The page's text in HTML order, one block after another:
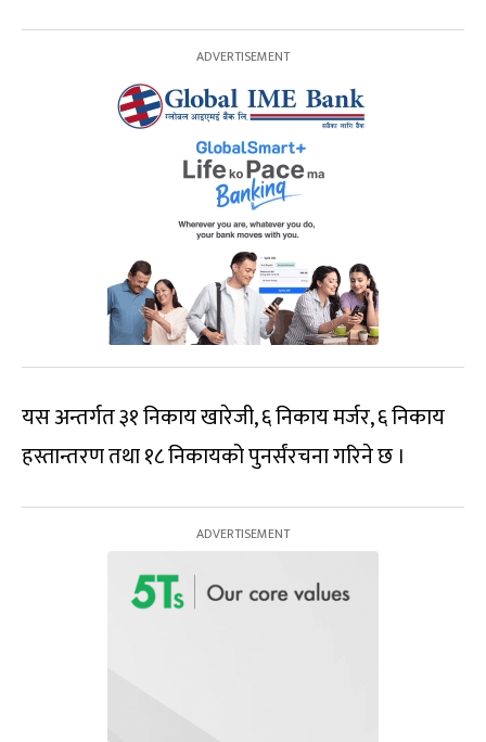
यस अन्तर्गत ३१ निकाय खारेजी, ६ निकाय मर्जर, ६ निकाय
हस्तान्तरण तथा १८ निकायको पुनर्संरचना गरिने छ ।